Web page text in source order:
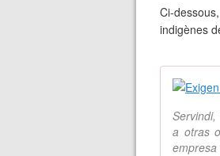
Ci-
indigènes
a otras
empresa